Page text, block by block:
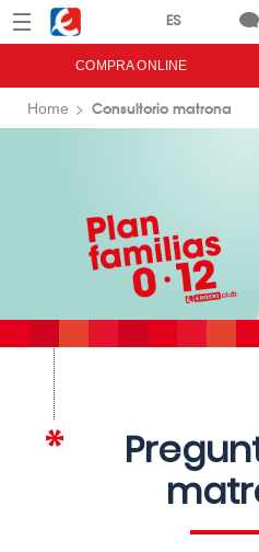
Menú Eroski
COMPRA ONLINE
Home Consultorio matrona